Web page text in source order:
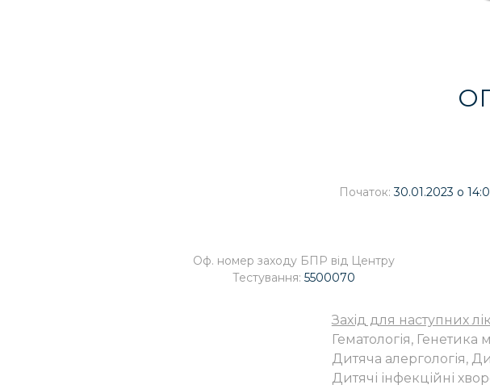
Початок: 30.01.2023 о
Оф. номер заходу БПР від Центру
Тестування:5500070
Захід для наступних
Гематологія,
Дитяча алергологія,
Дитячі інфекційні